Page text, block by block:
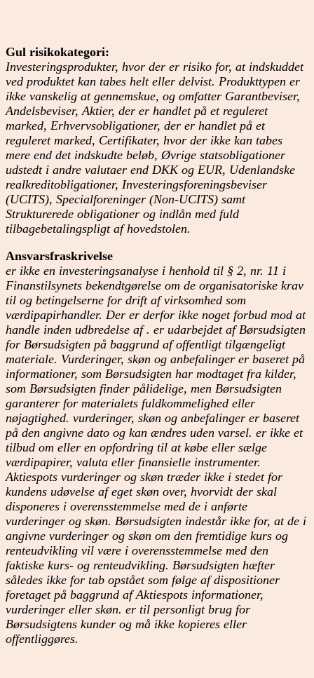
Gul risikokategori:
Investeringsprodukter, hvor der er risiko for, at indskuddet
ved produktet kan tabes helt eller delvist. Produkttypen er
ikke vanskelig at gennemskue, og omfatter Garantbeviser,
Andelsbeviser, Aktier, der er handlet på et reguleret
marked, Erhvervsobligationer, der er handlet på et
reguleret marked, Certifikater, hvor der ikke kan tabes
mere end det indskudte beløb, Øvrige statsobligationer
udstedt i andre valutaer end DKK og EUR, Udenlandske
realkreditobligationer, Investeringsforeningsbeviser
(UCITS), Specialforeninger (Non-UCITS) samt
Strukturerede obligationer og indlån med fuld
tilbagebetalingspligt af hovedstolen.
Ansvarsfraskrivelse
er ikke en investeringsanalyse i henhold til § 2, nr. 11 i
Finanstilsynets bekendtgørelse om de organisatoriske krav
til og betingelserne for drift af virksomhed som
værdipapirhandler. Der er derfor ikke noget forbud mod at
handle inden udbredelse af . er udarbejdet af Børsudsigten
for Børsudsigten på baggrund af offentligt tilgængeligt
materiale. Vurderinger, skøn og anbefalinger er baseret på
informationer, som Børsudsigten har modtaget fra kilder,
som Børsudsigten finder pålidelige, men Børsudsigten
garanterer for materialets fuldkommelighed eller
nøjagtighed. vurderinger, skøn og anbefalinger er baseret
på den angivne dato og kan ændres uden varsel. er ikke et
tilbud om eller en opfordring til at købe eller sælge
værdipapirer, valuta eller finansielle instrumenter.
Aktiespots vurderinger og skøn træder ikke i stedet for
kundens udøvelse af eget skøn over, hvorvidt der skal
disponeres i overensstemmelse med de i anførte
vurderinger og skøn. Børsudsigten indestår ikke for, at de i
angivne vurderinger og skøn om den fremtidige kurs og
renteudvikling vil være i overensstemmelse med den
faktiske kurs- og renteudvikling. Børsudsigten hæfter
således ikke for tab opstået som følge af dispositioner
foretaget på baggrund af Aktiespots informationer,
vurderinger eller skøn. er til personligt brug for
Børsudsigtens kunder og må ikke kopieres eller
offentliggøres.